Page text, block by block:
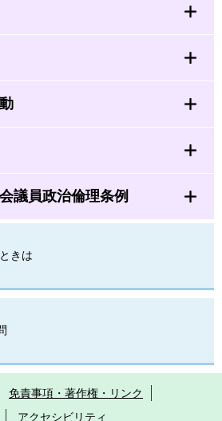
議員政治倫理条例
きは
免責事項・著作権・リンク
アクセシビリティ